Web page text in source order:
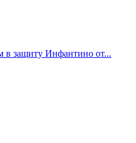
защиту Инфантино от...